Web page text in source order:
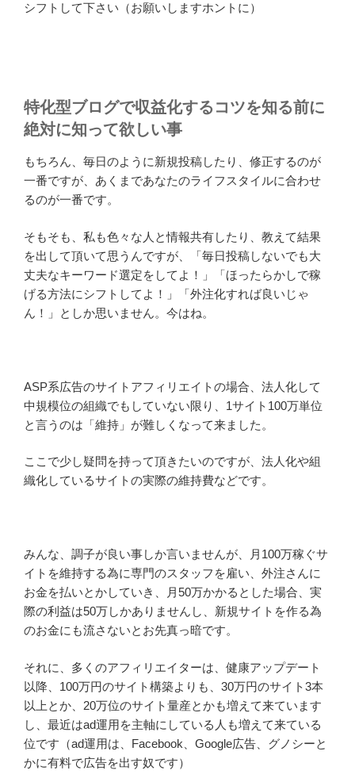
シフトして下さい（お願いしますホントに）
特化型ブログで収益化するコツを知る前に
絶対に知って欲しい事
もちろん、毎日のように新規投稿したり、修正するのが
一番ですが、あくまであなたのライフスタイルに合わせ
るのが一番です。
そもそも、私も色々な人と情報共有したり、教えて結果
を出して頂いて思うんですが、「毎日投稿しないでも大
丈夫なキーワード選定をしてよ！」「ほったらかしで稼
げる方法にシフトしてよ！」「外注化すれば良いじゃ
ん！」としか思いません。今はね。
ASP系広告のサイトアフィリエイトの場合、法人化して
中規模位の組織でもしていない限り、1サイト100万単位
と言うのは「維持」が難しくなって来ました。
ここで少し疑問を持って頂きたいのですが、法人化や組
織化しているサイトの実際の維持費などです。
みんな、調子が良い事しか言いませんが、月100万稼ぐサ
イトを維持する為に専門のスタッフを雇い、外注さんに
お金を払いとかしていき、月50万かかるとした場合、実
際の利益は50万しかありませんし、新規サイトを作る為
のお金にも流さないとお先真っ暗です。
それに、多くのアフィリエイターは、健康アップデート
以降、100万円のサイト構築よりも、30万円のサイト3本
以上とか、20万位のサイト量産とかも増えて来ています
し、最近はad運用を主軸にしている人も増えて来ている
位です（ad運用は、Facebook、Google広告、グノシーと
かに有料で広告を出す奴です）